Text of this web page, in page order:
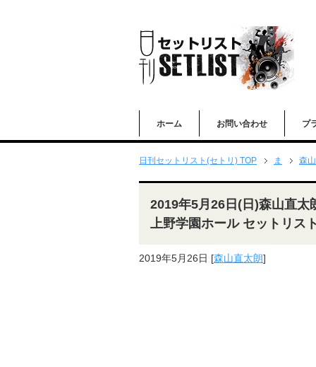
ホーム お問い合わせ プ
日刊セットリスト(セトリ) TOP ま 森
2019年5月26日(日)森山直太
上野学園ホール セットリスト
2019年5月26日 [森山直太朗]